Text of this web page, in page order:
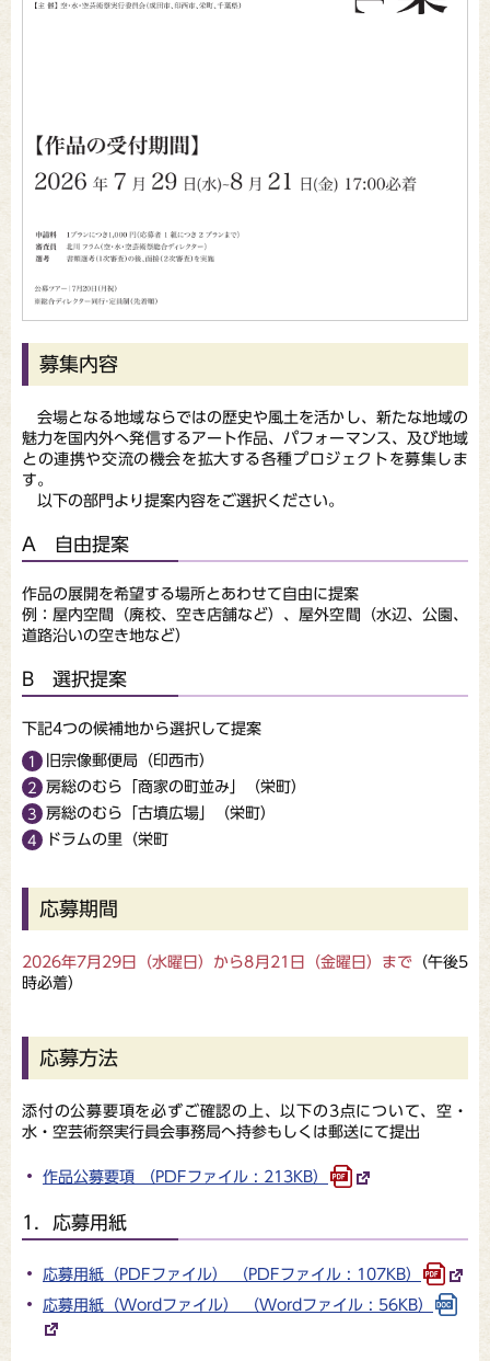
募集内容
会場となる地域ならではの歴史や風土を活かし、新たな地域の
魅力を国内外へ発信するアート作品、パフォーマンス、及び地域
との連携や交流の機会を拡大する各種プロジェクトを募集しま
す。
以下の部門より提案内容をご選択ください。
A 自由提案
作品の展開を希望する場所とあわせて自由に提案
例：屋内空間（廃校、空き店舗など）、屋外空間（水辺、公園、
道路沿いの空き地など）
B 選択提案
下記4つの候補地から選択して提案
旧宗像郵便局（印西市）
房総のむら「商家の町並み」（栄町）
房総のむら「古墳広場」（栄町）
ドラムの里（栄町
応募期間
2026年7月29日（水曜日）から8月21日（金曜日）まで（午後5
時必着）
応募方法
添付の公募要項を必ずご確認の上、以下の3点について、空・
水・空芸術祭実行員会事務局へ持参もしくは郵送にて提出
作品公募要項 （PDFファイル : 213KB）
1．応募用紙
応募用紙（PDFファイル） （PDFファイル : 107KB）
応募用紙（Wordファイル） （Wordファイル : 56KB）